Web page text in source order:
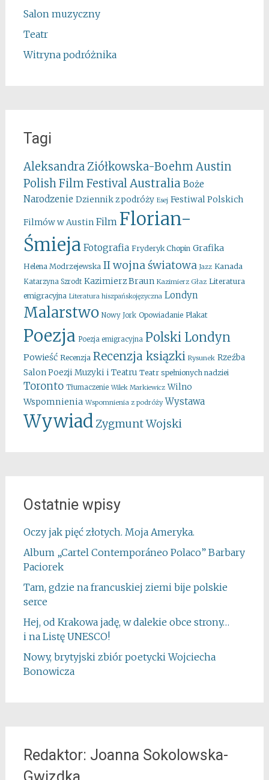
Salon muzyczny
Teatr
Witryna podróżnika
Tagi
Aleksandra Ziółkowska-Boehm Austin
Polish Film FestivalAustralia Boże
Narodzenie Dziennik z podróży Esej Festiwal Polskich
Filmów w Austin Film Florian-
Śmieja Fotografia Fryderyk Chopin Grafika
Helena Modrzejewska II wojna światowa Jazz Kanada
Katarzyna Szrodt Kazimierz Braun Kazimierz Głaz Literatura
emigracyjna Literatura hiszpańskojęzyczna Londyn
Malarstwo Nowy Jork Opowiadanie Plakat
Poezja Poezja emigracyjna Polski Londyn
Powieść Recenzja Recenzja ksiązki Rysunek Rzeźba
Salon Poezji Muzyki i Teatru Teatr spełnionych nadziei
Toronto Tłumaczenie Wilek Markiewicz Wilno
Wspomnienia Wspomnienia z podróży Wystawa
WywiadZygmunt Wojski
Ostatnie wpisy
Oczy jak pięć złotych. Moja Ameryka.
Album „Cartel Contemporáneo Polaco” Barbary
Paciorek
Tam, gdzie na francuskiej ziemi bije polskie
serce
Hej, od Krakowa jadę, w dalekie obce strony…
i na Listę UNESCO!
Nowy, brytyjski zbiór poetycki Wojciecha
Bonowicza
Redaktor: Joanna Sokolowska-